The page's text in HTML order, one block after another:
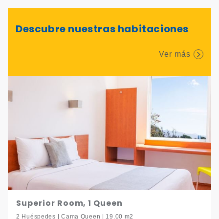
Descubre nuestras habitaciones
Ver más
Superior Room, 1 Queen
2 Huéspedes | Cama Queen | 19.00 m2